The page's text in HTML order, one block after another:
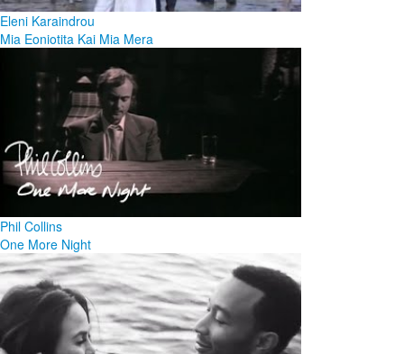
Eleni Karaindrou
Mia Eoniotita Kai Mia Mera
Phil Collins
One More Night